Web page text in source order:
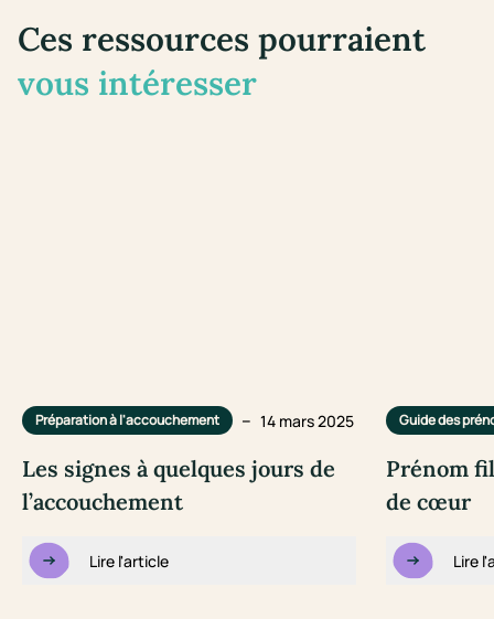
Ces ressources pourraient
vous intéresser
Préparation à l'accouchement – 14 mars 2025
Les signes à quelques jours de
l’accouchement
Lire l'article
Guide des
Prénom
de cœur
Lire